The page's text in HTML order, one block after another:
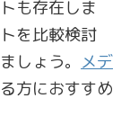
も存在しま
を比較検討
しょう。 メデ
方におすすめ